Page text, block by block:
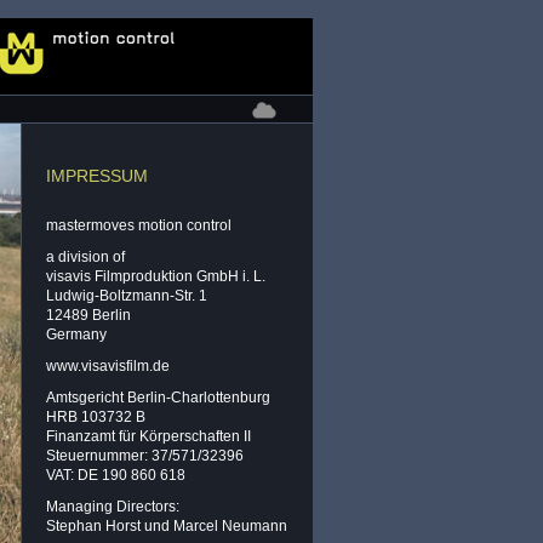
IMPRESSUM
mastermoves motion control
a division of
visavis Filmproduktion GmbH i. L.
Ludwig-Boltzmann-Str. 1
12489 Berlin
Germany
www.visavisfilm.de
Amtsgericht Berlin-Charlottenburg
HRB 103732 B
Finanzamt für Körperschaften II
Steuernummer: 37/571/32396
VAT: DE 190 860 618
Managing Directors:
Stephan Horst und Marcel Neumann